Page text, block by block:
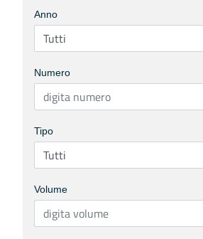
Anno
Numero
Tipo
Volume